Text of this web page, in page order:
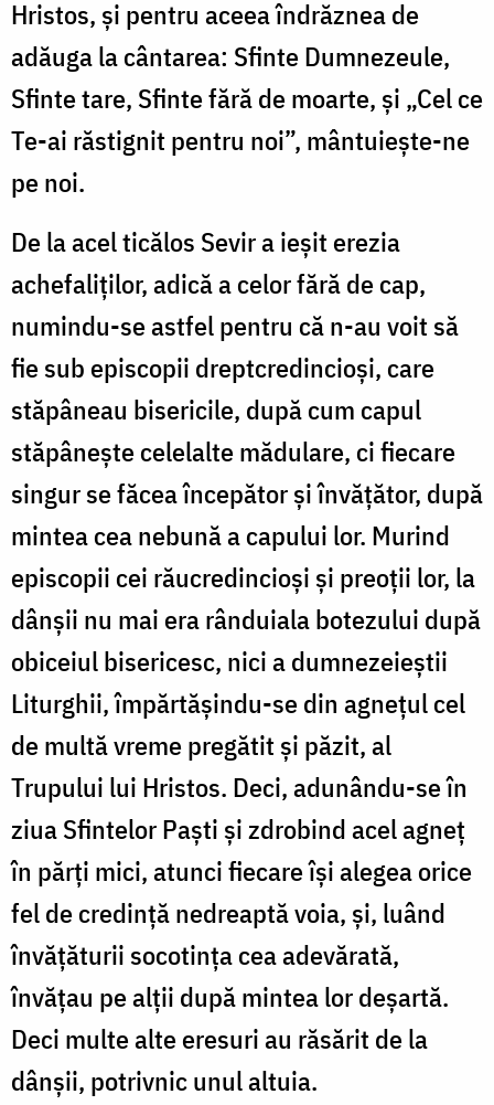
Hristos, și pentru aceea îndrăznea de
adăuga la cântarea: Sfinte Dumnezeule,
Sfinte tare, Sfinte fără de moarte, și „Cel ce
Te-ai răstignit pentru noi”, mântuiește-ne
pe noi.
De la acel ticălos Sevir a ieșit erezia
achefaliților, adică a celor fără de cap,
numindu-se astfel pentru că n-au voit să
fie sub episcopii dreptcredincioși, care
stăpâneau bisericile, după cum capul
stăpânește celelalte mădulare, ci fiecare
singur se făcea începător și învățător, după
mintea cea nebună a capului lor. Murind
episcopii cei răucredincioși și preoții lor, la
dânșii nu mai era rânduiala botezului după
obiceiul bisericesc, nici a dumnezeieștii
Liturghii, împărtășindu-se din agnețul cel
de multă vreme pregătit și păzit, al
Trupului lui Hristos. Deci, adunându-se în
ziua Sfintelor Paști și zdrobind acel agneț
în părți mici, atunci fiecare își alegea orice
fel de credință nedreaptă voia, și, luând
învățăturii socotința cea adevărată,
învățau pe alții după mintea lor deșartă.
Deci multe alte eresuri au răsărit de la
dânșii, potrivnic unul altuia.